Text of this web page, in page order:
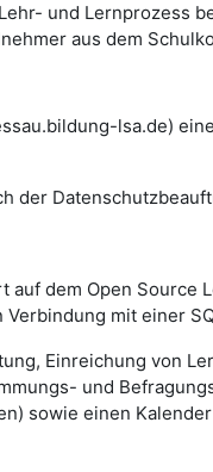
und Lernprozess
aus dem
lsa.de)
der
auf dem Open Source
mit einer
Einreichung von
und
sowie einen